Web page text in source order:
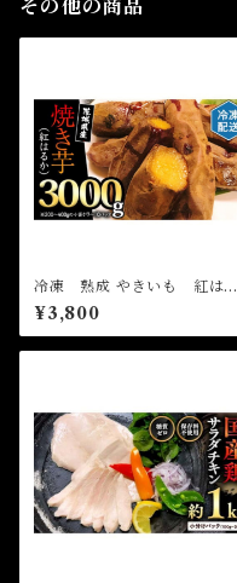
その他の商品
冷凍 熟成 やきいも 紅はる
か 3ｋｇ
¥3,800